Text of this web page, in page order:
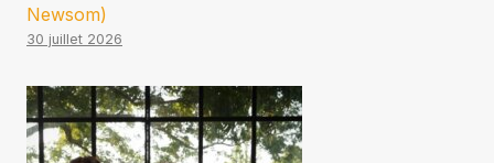
Newsom)
30 juillet 2026